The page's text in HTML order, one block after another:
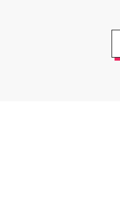
おでかけ #夏の思い出 #BBQ